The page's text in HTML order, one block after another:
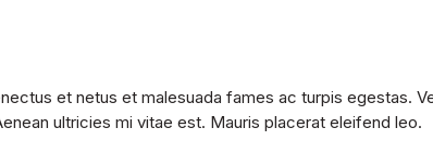
et netus et malesuada fames ac turpis egestas.
ultricies mi vitae est. Mauris placerat eleifend leo.